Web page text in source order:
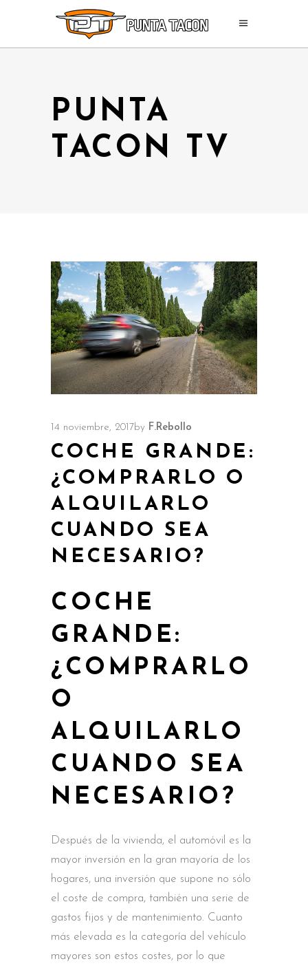
PUNTA
TACON TV
14 noviembre, 2017 by F.Rebollo
COCHE GRANDE:
¿COMPRARLO O
ALQUILARLO
CUANDO SEA
NECESARIO?
COCHE
GRANDE:
¿COMPRARLO
O
ALQUILARLO
CUANDO SEA
NECESARIO?
Después de la vivienda, el automóvil es la
mayor inversión en la gran mayoría de los
hogares, una inversión que supone no sólo
el coste de compra, también una serie de
gastos fijos y de mantenimiento. Cuanto
más elevada es la categoría del vehículo
mayores son estos costes, por lo que